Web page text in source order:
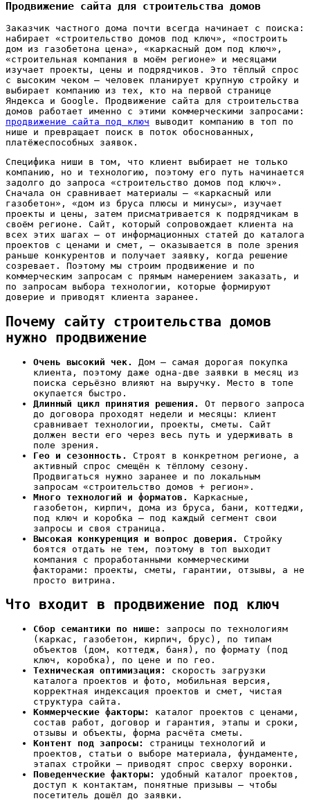
Продвижение сайта для строительства домов
Заказчик частного дома почти всегда начинает с поиска:
набирает «строительство домов под ключ», «построить
дом из газобетона цена», «каркасный дом под ключ»,
«строительная компания в моём регионе» и месяцами
изучает проекты, цены и подрядчиков. Это тёплый спрос
с высоким чеком — человек планирует крупную стройку и
выбирает компанию из тех, кто на первой странице
Яндекса и Google. Продвижение сайта для строительства
домов работает именно с этими коммерческими запросами:
продвижение сайта под ключ выводит компанию в топ по
нише и превращает поиск в поток обоснованных,
платёжеспособных заявок.
Специфика ниши в том, что клиент выбирает не только
компанию, но и технологию, поэтому его путь начинается
задолго до запроса «строительство домов под ключ».
Сначала он сравнивает материалы — «каркасный или
газобетон», «дом из бруса плюсы и минусы», изучает
проекты и цены, затем присматривается к подрядчикам в
своём регионе. Сайт, который сопровождает клиента на
всех этих шагах — от информационных статей до каталога
проектов с ценами и смет, — оказывается в поле зрения
раньше конкурентов и получает заявку, когда решение
созревает. Поэтому мы строим продвижение и по
коммерческим запросам с прямым намерением заказать, и
по запросам выбора технологии, которые формируют
доверие и приводят клиента заранее.
Почему сайту строительства домов
нужно продвижение
Очень высокий чек.
Дом — самая дорогая покупка
клиента, поэтому даже одна-две заявки в месяц из
поиска серьёзно влияют на выручку. Место в топе
окупается быстро.
Длинный цикл принятия решения.
От первого запроса
до договора проходят недели и месяцы: клиент
сравнивает технологии, проекты, сметы. Сайт
должен вести его через весь путь и удерживать в
поле зрения.
Гео и сезонность.
Строят в конкретном регионе, а
активный спрос смещён к тёплому сезону.
Продвигаться нужно заранее и по локальным
запросам «строительство домов + регион».
Много технологий и форматов.
Каркасные,
газобетон, кирпич, дома из бруса, бани, коттеджи,
под ключ и коробка — под каждый сегмент свои
запросы и своя страница.
Высокая конкуренция и вопрос доверия.
Стройку
боятся отдать не тем, поэтому в топ выходит
компания с проработанными коммерческими
факторами: проекты, сметы, гарантии, отзывы, а не
просто витрина.
Что входит в продвижение под ключ
Сбор семантики по нише:
запросы по технологиям
(каркас, газобетон, кирпич, брус), по типам
объектов (дом, коттедж, баня), по формату (под
ключ, коробка), по цене и по гео.
Техническая оптимизация:
скорость загрузки
каталога проектов и фото, мобильная версия,
корректная индексация проектов и смет, чистая
структура сайта.
Коммерческие факторы:
каталог проектов с ценами,
состав работ, договор и гарантия, этапы и сроки,
отзывы и объекты, форма расчёта сметы.
Контент под запросы:
страницы технологий и
проектов, статьи о выборе материала, фундаменте,
этапах стройки — приводят спрос сверху воронки.
Поведенческие факторы:
удобный каталог проектов,
доступ к контактам, понятные призывы — чтобы
посетитель дошёл до заявки.